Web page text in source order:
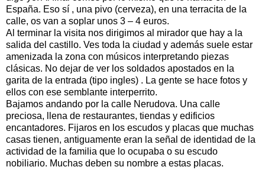
España. Eso sí , una pivo (cerveza), en una terracita de la
calle, os van a soplar unos 3 – 4 euros.
Al terminar la visita nos dirigimos al mirador que hay a la
salida del castillo. Ves toda la ciudad y además suele estar
amenizada la zona con músicos interpretando piezas
clásicas. No dejar de ver los soldados apostados en la
garita de la entrada (tipo ingles) . La gente se hace fotos y
ellos con ese semblante interperrito.
Bajamos andando por la calle Nerudova. Una calle
preciosa, llena de restaurantes, tiendas y edificios
encantadores. Fijaros en los escudos y placas que muchas
casas tienen, antiguamente eran la señal de identidad de la
actividad de la familia que lo ocupaba o su escudo
nobiliario. Muchas deben su nombre a estas placas.